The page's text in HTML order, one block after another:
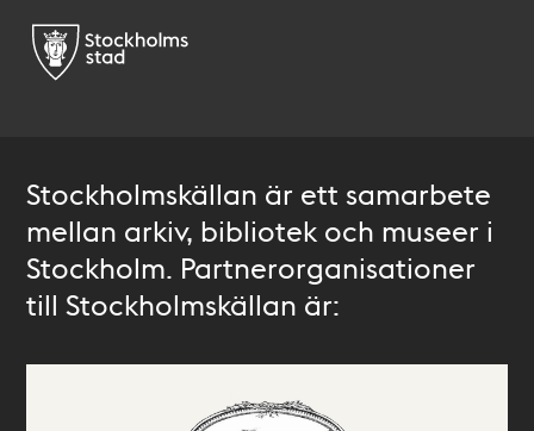
Stockholmskällan är ett samarbete
mellan arkiv, bibliotek och museer i
Stockholm. Partnerorganisationer
till Stockholmskällan är: